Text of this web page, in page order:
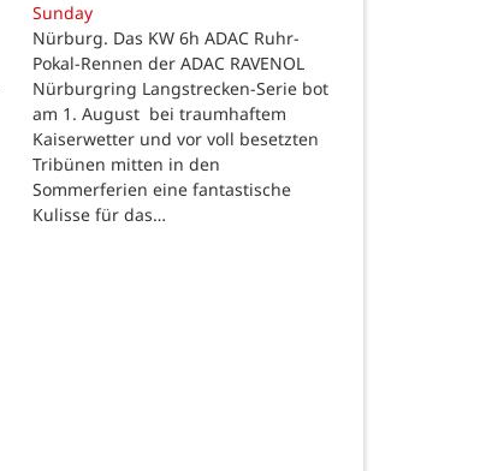
Sunday
Nürburg. Das KW 6h ADAC Ruhr-
Pokal-Rennen der ADAC RAVENOL
Nürburgring Langstrecken-Serie bot
am 1. August bei traumhaftem
Kaiserwetter und vor voll besetzten
Tribünen mitten in den
Sommerferien eine fantastische
Kulisse für das…